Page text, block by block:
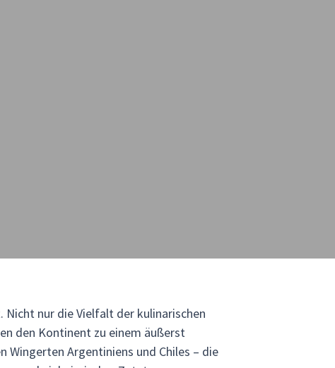
nur die Vielfalt der kulinarischen
den Kontinent zu einem äußerst
Wingerten Argentiniens und Chiles – die